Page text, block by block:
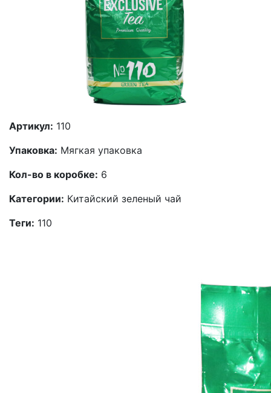
Артикул: 110
Упаковка: Мягкая упаковка
Кол-во в коробке: 6
Категории: Китайский зеленый чай
Теги: 110